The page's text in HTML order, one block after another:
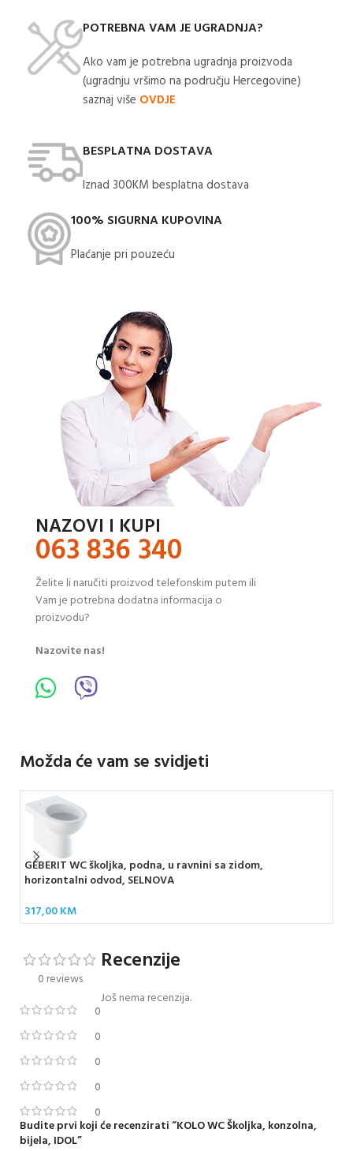
POTREBNA VAM JE UGRADNJA?
Ako vam je potrebna ugradnja proizvoda
(ugradnju vršimo na području Hercegovine)
saznaj više OVDJE
BESPLATNA DOSTAVA
Iznad 300KM besplatna dostava​
100% SIGURNA KUPOVINA
Plaćanje pri pouzeću
NAZOVI I KUPI
063 836 340
Želite li naručiti proizvod telefonskim putem ili
Vam je potrebna dodatna informacija o
proizvodu?
Nazovite nas!
Možda će vam se svidjeti
GEBERIT WC školjka, podna, u ravnini sa zidom,
horizontalni odvod, SELNOVA
317,00KM
0 reviews
0
0
0
0
0
Recenzije
Još nema recenzija.
Budite prvi koji će recenzirati “KOLO WC Školjka, konzolna,
bijela, IDOL”